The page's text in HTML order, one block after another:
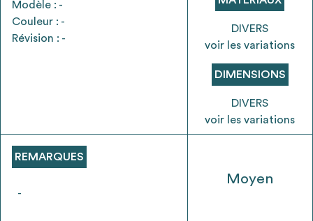
* Attention, l’ajout des matériaux à sa liste et son envoi ne
Modèle : -
Couleur : -
Révision : -
REMARQUES
-
DIVERS
voir les variations
DIMENSIONS
DIVERS
voir les variations
Moyen